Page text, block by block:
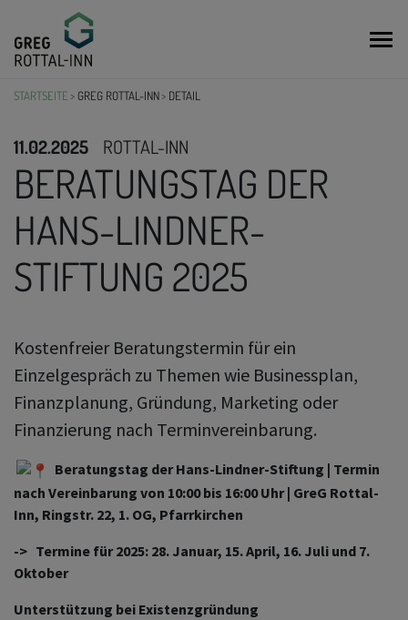
GreG
STARTSEITE GREG ROTTAL-INN DETAIL
11.02.2025 ROTTAL-INN
BERATUNGSTAG DER
HANS-LINDNER-
STIFTUNG 2025
Kostenfreier Beratungstermin für ein
Einzelgespräch zu Themen wie Businessplan,
Finanzplanung, Gründung, Marketing oder
Finanzierung nach Terminvereinbarung.
Beratungstag der Hans-Lindner-Stiftung | Termin
nach Vereinbarung von 10:00 bis 16:00 Uhr | GreG Rottal-
Inn, Ringstr. 22, 1. OG, Pfarrkirchen
-> Termine für 2025: 28. Januar, 15. April, 16. Juli und 7.
Oktober
Unterstützung bei Existenzgründung